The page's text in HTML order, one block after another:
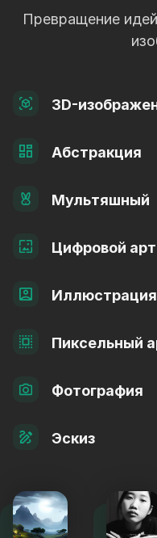
Превращение
3D-
Абстракция
Мультяшный
Цифровой арт
Иллюстрация
Пиксельный
Фотография
Эскиз